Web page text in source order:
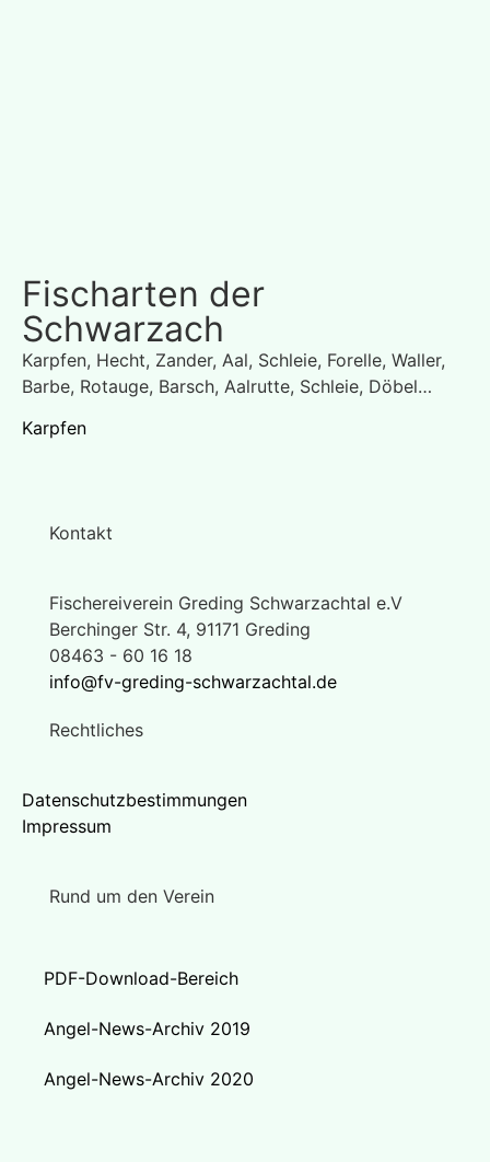
Fischarten der
Schwarzach
Karpfen, Hecht, Zander, Aal, Schleie, Forelle, Waller,
Barbe, Rotauge, Barsch, Aalrutte, Schleie, Döbel…
Karpfen
Kontakt
Fischereiverein Greding Schwarzachtal e.V
Berchinger Str. 4, 91171 Greding
08463 - 60 16 18
info@fv-greding-schwarzachtal.de
Rechtliches
Datenschutzbestimmungen
Impressum
Rund um den Verein
PDF-Download-Bereich
Angel-News-Archiv 2019
Angel-News-Archiv 2020